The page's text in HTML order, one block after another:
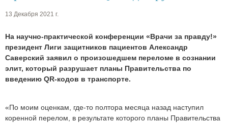
13 Декабря 2021 г.
На научно-практической конференции «Врачи за правду!»
президент Лиги защитников пациентов Александр
Саверский заявил о произошедшем переломе в сознании
элит, который разрушает планы Правительства по
введению QR-кодов в транспорте.
«По моим оценкам, где-то полтора месяца назад наступил
коренной перелом, в результате которого планы Правительства